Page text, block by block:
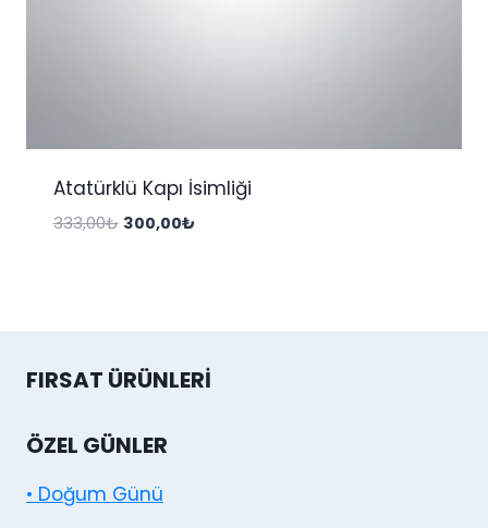
Atatürklü Kapı İsimliği
333,00₺ Orijinal
300,00₺Şu
FIRSAT ÜRÜNLERI
ÖZEL GÜNLER
• Doğum Günü